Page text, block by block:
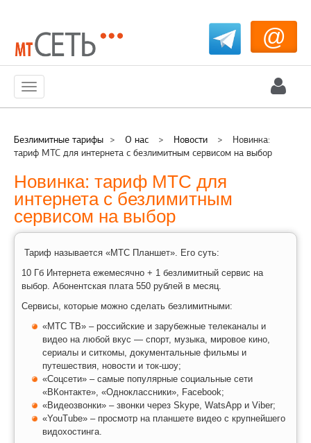
@
Меню
Безлимитные тарифы > О нас > Новости >
Новинка:
тариф МТС для интернета с безлимитным сервисом на выбор
Новинка: тариф МТС для
интернета с безлимитным
сервисом на выбор
Тариф называется «МТС Планшет». Его суть:
10 Гб Интернета ежемесячно + 1 безлимитный сервис на
выбор. Абонентская плата 550 рублей в месяц.
Сервисы, которые можно сделать безлимитными:
«МТС ТВ» – российские и зарубежные телеканалы и
видео на любой вкус — спорт, музыка, мировое кино,
сериалы и ситкомы, документальные фильмы и
путешествия, новости и ток-шоу;
«Соцсети» – самые популярные социальные сети
«ВКонтакте», «Одноклассники», Facebook;
«Видеозвонки» – звонки через Skype, WatsApp и Viber;
«YouTube» – просмотр на планшете видео с крупнейшего
видохостинга.